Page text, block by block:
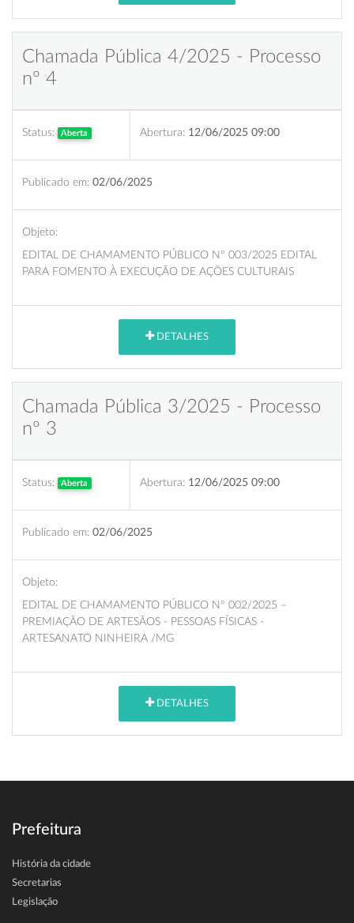
Chamada Pública 4/2025 - Processo
nº 4
Status: Aberta Abertura: 12/06/2025 09:00
Publicado em: 02/06/2025
Objeto:
EDITAL DE CHAMAMENTO PÚBLICO Nº 003/2025 EDITAL
PARA FOMENTO À EXECUÇÃO DE AÇÕES CULTURAIS
DETALHES
Chamada Pública 3/2025 - Processo
nº 3
Status: Aberta Abertura: 12/06/2025 09:00
Publicado em: 02/06/2025
Objeto:
EDITAL DE CHAMAMENTO PÚBLICO Nº 002/2025 –
PREMIAÇÃO DE ARTESÃOS - PESSOAS FÍSICAS -
ARTESANATO NINHEIRA /MG
DETALHES
Prefeitura
História da cidade
Secretarias
Legislação